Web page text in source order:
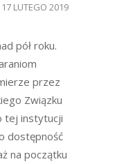
17 LUTEGO 2019
pół roku.
przez
Związku
tej instytucji
dostępność
na początku